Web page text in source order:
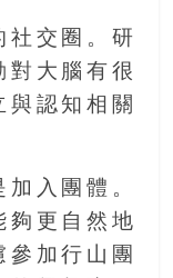
社交圈。研
對大腦有很
與認知相關
入團體。
夠更自然地
參加行山團